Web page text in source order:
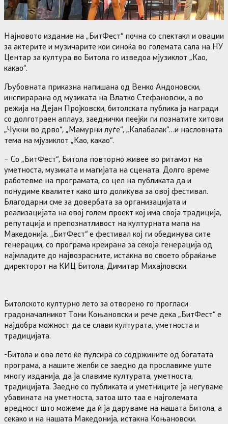
Најновото издание на „БитФест“ почна со спектакл и овации
за актерите и музичарите кои синоќа во големата сала на НУ
Центар за култура во Битола го изведоа мјузиклот „Као,
какао“.
Љубовната приказна напишана од Венко Андоновски,
инспирарана од музиката на Влатко Стефановски, а во
режија на Дејан Пројковски, битолската публика ја награди
со долготраен аплауз, заеднички пеејќи ги познатите хитови
„Чукни во дрво“, „Мамурни луѓе“, „Калабалак“…и насловната
тема на мјузиклот „Као, какао“.
– Со „БитФест“, Битола повторно живее во ритамот на
уметноста, музиката и магијата на сцената. Долго време
работевме на програмата, со цел на публиката да и
понудиме квалитет како што доликува за овој фестивал.
Благодарни сме за довербата за организацијата и
реализацијата на овој голем проект кој има своја традиција,
репутација и препознатливост на културната мапа на
Македонија. „БитФест“ е фестивал кој ги обединува сите
генерации, со програма креирана за секоја генерација од
најмладите до највозрасните, истакна во своето обраќање
директорот на КИЦ Битола, Димитар Михајловски.
Битолското културно лето за отворено го прогласи
градоначалникот Тони Коњановски и рече дека „БитФест“ е
најдобра можност да се слави културата, уметноста и
традицијата.
-Битола и ова лето ќе пулсира со содржините од богатата
програма, а нашите желби се заедно да прославиме уште
многу изданија, да ја славиме културата, уметноста,
традицијата. Заедно со публиката и уметниците ја негуваме
убавината на уметноста, затоа што таа е најголемата
вредност што можеме да ѝ ја даруваме на нашата Битола, а
секако и на нашата Македонија, истакна Коњановски.